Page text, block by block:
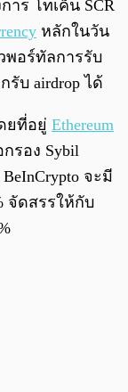
าร โทเค็น SCR
หลักในวัน
พอร์ทัลการรับ
รับ airdrop ได้
ยที่อยู่ Ethereum
รอง Sybil
จะมี
จัดสรรให้กับ